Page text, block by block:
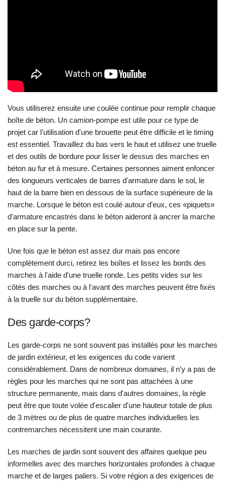
Vous utiliserez ensuite une coulée continue pour remplir chaque
boîte de béton. Un camion-pompe est utile pour ce type de
projet car l'utilisation d'une brouette peut être difficile et le timing
est essentiel. Travaillez du bas vers le haut et utilisez une truelle
et des outils de bordure pour lisser le dessus des marches en
béton au fur et à mesure. Certaines personnes aiment enfoncer
des longueurs verticales de barres d'armature dans le sol, le
haut de la barre bien en dessous de la surface supérieure de la
marche. Lorsque le béton est coulé autour d'eux, ces «piquets»
d'armature encastrés dans le béton aideront à ancrer la marche
en place sur la pente.
Une fois que le béton est assez dur mais pas encore
complètement durci, retirez les boîtes et lissez les bords des
marches à l'aide d'une truelle ronde. Les petits vides sur les
côtés des marches ou à l'avant des marches peuvent être fixés
à la truelle sur du béton supplémentaire.
Des garde-corps?
Les garde-corps ne sont souvent pas installés pour les marches
de jardin extérieur, et les exigences du code varient
considérablement. Dans de nombreux domaines, il n'y a pas de
règles pour les marches qui ne sont pas attachées à une
structure permanente, mais dans d'autres domaines, la règle
peut être que toute volée d'escalier d'une hauteur totale de plus
de 3 mètres ou de plus de quatre marches individuelles les
contremarches nécessitent une main courante.
Les marches de jardin sont souvent des affaires quelque peu
informelles avec des marches horizontales profondes à chaque
marche et de larges paliers. Si votre région a des exigences de